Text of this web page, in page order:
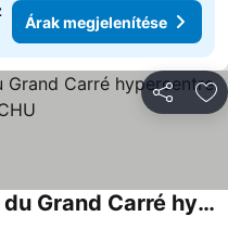
Árak megjelenítése
Le concorde T2 au cœur du Grand Carré hypercentre proche CHU